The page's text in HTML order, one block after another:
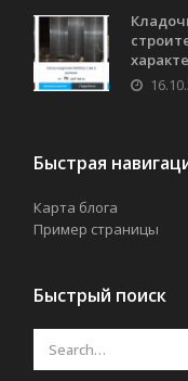
Быстрая
Карта блога
Пример страницы
Быстрый поиск